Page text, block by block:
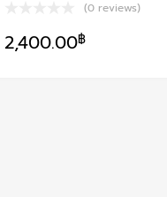
(0 reviews)
2,400.00฿